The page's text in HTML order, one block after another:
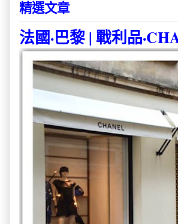
精選文章
法國·巴黎 | 戰利品